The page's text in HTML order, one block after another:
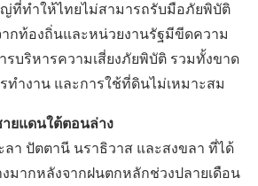
ที่ทำให้ไทยไม่สามารถรับมือภัยพิบัติ
กท้องถิ่นและหน่วยงานรัฐมีขีดความ
รบริหารความเสี่ยงภัยพิบัติ รวมทั้งขาด
ทำงาน และการใช้ที่ดินไม่เหมาะสม
ยแดนใต้ตอนล่าง
า ปัตตานี นราธิวาส และสงขลา ที่ได้
มากหลังจากฝนตกหลักช่วงปลายเดือน